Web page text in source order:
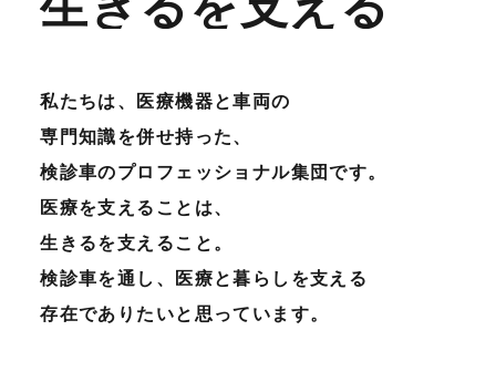
私たちは、医療機器と車両の
専門知識を併せ持った、
検診車のプロフェッショナル集団です。
医療を支えることは、
生きるを支えること。
検診車を通し、医療と暮らしを支える
存在でありたいと思っています。